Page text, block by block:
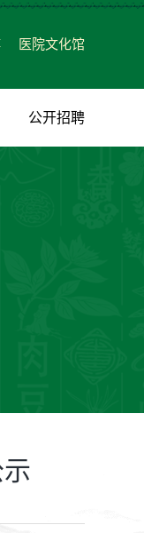
医院文化馆
公开招聘